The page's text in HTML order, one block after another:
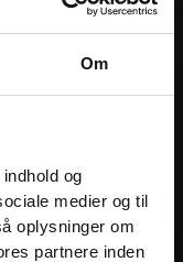
Om
og
medier og til
oplysninger om
partnere inden